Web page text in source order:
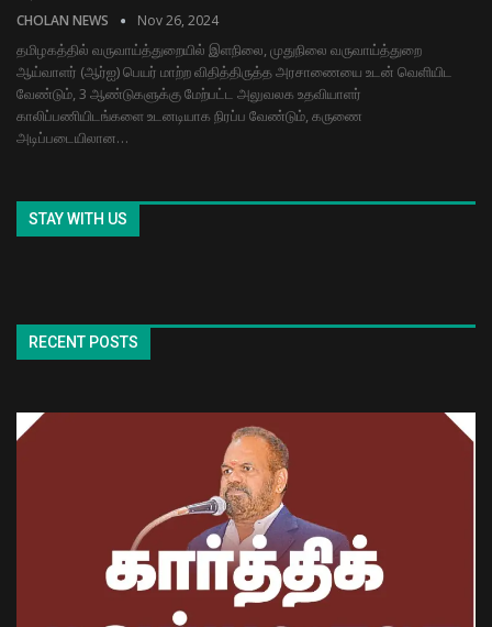
CHOLAN NEWS Nov 26, 2024
தமிழகத்தில் வருவாய்த்துறையில் இளநிலை, முதுநிலை வருவாய்த்துறை
ஆய்வாளர் (ஆர்ஐ) பெயர் மாற்ற விதித்திருத்த அரசாணையை உடன் வெளியிட
வேண்டும், 3 ஆண்டுகளுக்கு மேற்பட்ட அலுவலக உதவியாளர்
காலிப்பணியிடங்களை உடனடியாக நிரப்ப வேண்டும், கருணை
அடிப்படையிலான…
STAY WITH US
RECENT POSTS